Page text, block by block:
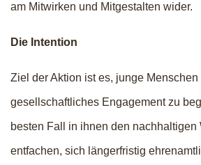
am Mitwirken und Mitgestalten wider.
Die Intention
Ziel der Aktion ist es, junge Menschen
gesellschaftliches Engagement zu
besten Fall in ihnen den nachhaltigen
entfachen, sich längerfristig